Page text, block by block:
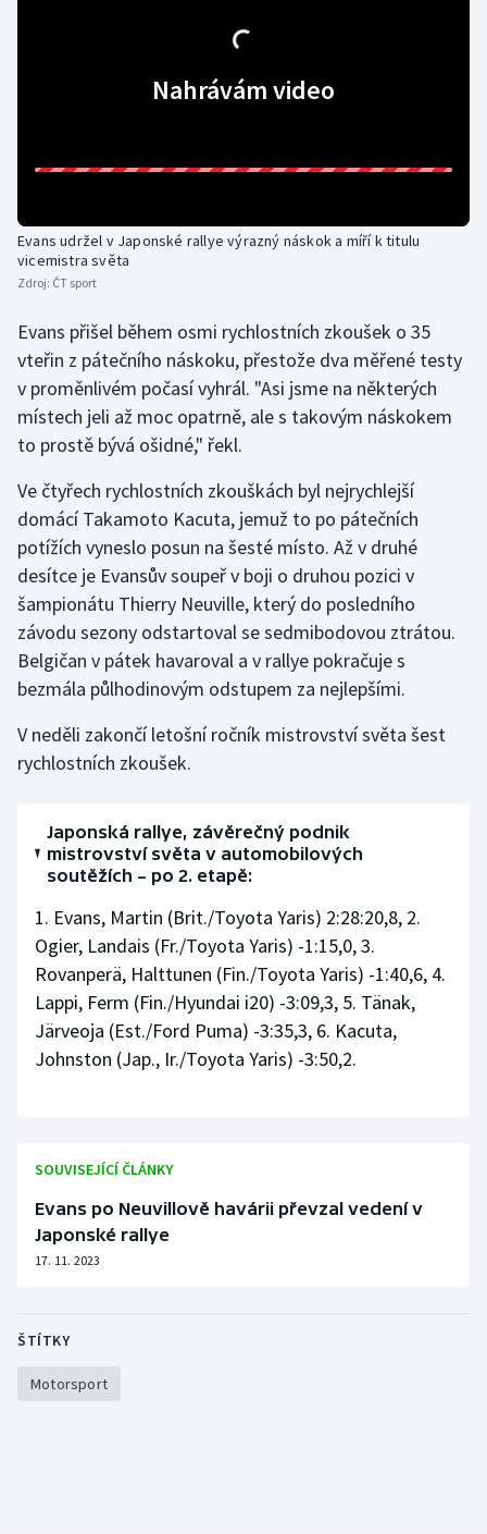
Házená
Jezdectví
Judo
Krasobruslení
Lezení
Lyže a snowboard
Moderní pětiboj
Motorsport
Olympijské hry
Plavání
Ragby
Rychlobruslení
Rychlostní kanoistika
Short track
Veslování
Volejbal
Ostatní
Nahrávám video
Evans udržel v Japonské rallye výrazný náskok a míří k titulu
vicemistra světa
Zdroj: ČT sport
Evans přišel během osmi rychlostních zkoušek o 35
vteřin z pátečního náskoku, přestože dva měřené testy
v proměnlivém počasí vyhrál. "Asi jsme na některých
místech jeli až moc opatrně, ale s takovým náskokem
to prostě bývá ošidné," řekl.
Ve čtyřech rychlostních zkouškách byl nejrychlejší
domácí Takamoto Kacuta, jemuž to po pátečních
potížích vyneslo posun na šesté místo. Až v druhé
desítce je Evansův soupeř v boji o druhou pozici v
šampionátu Thierry Neuville, který do posledního
závodu sezony odstartoval se sedmibodovou ztrátou.
Belgičan v pátek havaroval a v rallye pokračuje s
bezmála půlhodinovým odstupem za nejlepšími.
V neděli zakončí letošní ročník mistrovství světa šest
rychlostních zkoušek.
Japonská rallye, závěrečný podnik
mistrovství světa v automobilových
soutěžích – po 2. etapě:
1. Evans, Martin (Brit./Toyota Yaris) 2:28:20,8, 2.
Ogier, Landais (Fr./Toyota Yaris) -1:15,0, 3.
Rovanperä, Halttunen (Fin./Toyota Yaris) -1:40,6, 4.
Lappi, Ferm (Fin./Hyundai i20) -3:09,3, 5. Tänak,
Järveoja (Est./Ford Puma) -3:35,3, 6. Kacuta,
Johnston (Jap., Ir./Toyota Yaris) -3:50,2.
SOUVISEJÍCÍ ČLÁNKY
Evans po Neuvillově havárii převzal vedení v
Japonské rallye
17. 11. 2023
ŠTÍTKY
Motorsport